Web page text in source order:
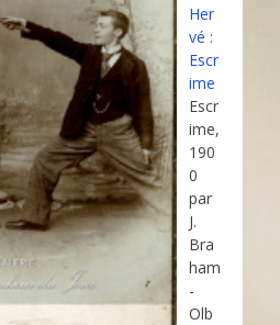
Her
vé :
Escr
ime
Escr
ime,
190
0
par
J.
Bra
ham
-
Olb